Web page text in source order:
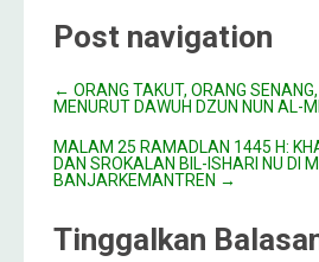
Post navigation
← ORANG TAKUT, ORANG
MENURUT DAWUH DZUN NUN AL-
MALAM 25 RAMADLAN 1445 H:
DAN SROKALAN BIL-ISHARI NU DI
BANJARKEMANTREN →
Tinggalkan